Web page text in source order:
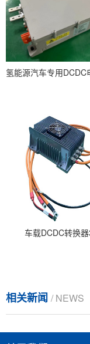
氢能源汽车专用DCDC
车载DCDC转换
相关新闻 / NEWS